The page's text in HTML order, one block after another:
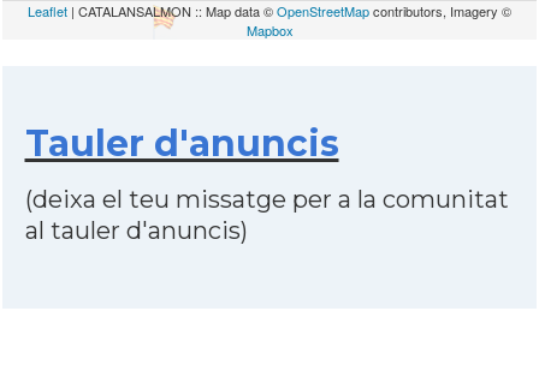
Leaflet | CATALANSALMON :: Map data ©OpenStreetMapcontributors, Imagery ©
Mapbox
Tauler d'anuncis
(deixa el teu missatge per a la comunitat
al tauler d'anuncis)